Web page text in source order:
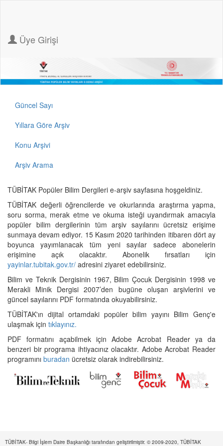
Üye Girişi
Güncel Sayı
Yıllara Göre Arşiv
Konu Arşivi
Arşiv Arama
TÜBİTAK Popüler Bilim Dergileri e-arşiv sayfasına hoşgeldiniz.
TÜBİTAK değerli öğrencilerde ve okurlarında araştırma yapma,
soru sorma, merak etme ve okuma isteği uyandırmak amacıyla
popüler bilim dergilerinin tüm arşiv sayılarını ücretsiz erişime
sunmaya devam ediyor. 15 Kasım 2020 tarihinden itibaren dört ay
boyunca yayımlanacak tüm yeni sayılar sadece abonelerin
erişimine açık olacaktır. Abonelik fırsatları için
yayinlar.tubitak.gov.tr/ adresini ziyaret edebilirsiniz.
Bilim ve Teknik Dergisinin 1967, Bilim Çocuk Dergisinin 1998 ve
Merakli Minik Dergisi 2007’den bugüne oluşan arşivlerini ve
güncel sayılarını PDF formatında okuyabilirsiniz.
TÜBİTAK'ın dijital ortamdaki popüler bilim yayını Bilim Genç'e
ulaşmak için tıklayınız.
PDF formatını açabilmek için Adobe Acrobat Reader ya da
benzeri bir programa ihtiyacınız olacaktır. Adobe Acrobat Reader
programını buradan ücretsiz olarak indirebilirsiniz.
TÜBİTAK- Bilgi İşlem Daire Başkanlığı tarafından geliştirilmiştir. © 2009-2020, TÜBİTAK